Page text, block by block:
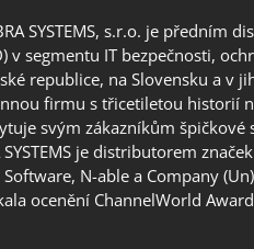
SYSTEMS, s.r.o. je předním
v segmentu IT bezpečnosti,
republice, na Slovensku a v
firmu s třicetiletou historií
svým zákazníkům špičkové
je distributorem
N-able a Company
ocenění ChannelWorld